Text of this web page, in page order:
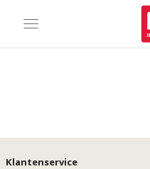
Klantenservice